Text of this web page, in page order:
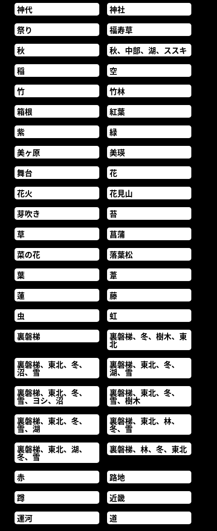
神代
神社
祭り
福寿草
秋
秋、中部、湖、ススキ
稲
空
竹
竹林
箱根
紅葉
紫
緑
美ヶ原
美瑛
舞台
花
花火
花見山
芽吹き
苔
草
菖蒲
菜の花
落葉松
葉
葦
蓮
藤
虫
虹
裏磐梯
裏磐梯、冬、樹木、東
北
裏磐梯、東北、冬、
沼、雪
裏磐梯、東北、冬、
湖、雪
裏磐梯、東北、冬、
雪、ヨシ、沼
裏磐梯、東北、冬、
雪、樹木
裏磐梯、東北、冬、
雪、湖
裏磐梯、東北、林、
冬、雪
裏磐梯、東北、湖、
冬、雪
裏磐梯、林、冬、東北
赤
路地
蹲
近畿
運河
道